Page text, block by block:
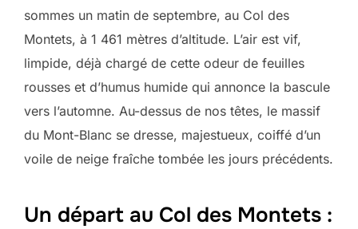
sommes un matin de septembre, au Col des
Montets, à 1 461 mètres d’altitude. L’air est vif,
limpide, déjà chargé de cette odeur de feuilles
rousses et d’humus humide qui annonce la bascule
vers l’automne. Au-dessus de nos têtes, le massif
du Mont-Blanc se dresse, majestueux, coiffé d’un
voile de neige fraîche tombée les jours précédents.
Un départ au Col des Montets :